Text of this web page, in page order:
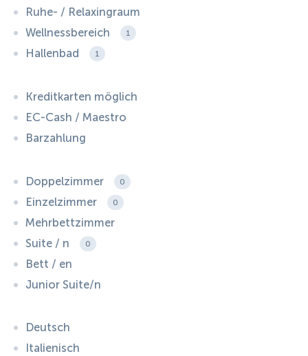
Ruhe- / Relaxingraum
Wellnessbereich
1
Hallenbad 1
Kreditkarten möglich
EC-Cash / Maestro
Barzahlung
Doppelzimmer 0
Einzelzimmer 0
Mehrbettzimmer
Suite / n
0
Bett / en
Junior Suite/n
Deutsch
Italienisch